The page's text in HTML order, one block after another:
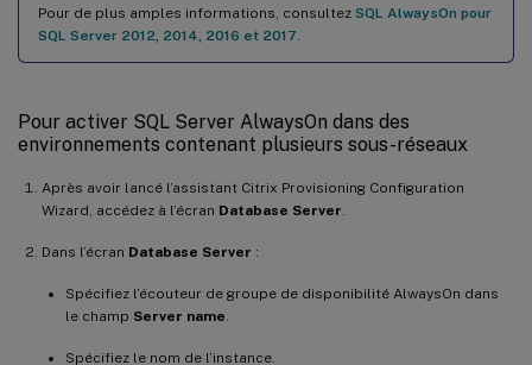
Pour de plus amples informations, consultez SQL AlwaysOn pour
SQL Server 2012, 2014, 2016 et 2017
Pour activer SQL Server AlwaysOn dans des
environnements contenant plusieurs sous-réseaux
Après avoir lancé l’assistant Citrix Provisioning Configuration
Wizard, accédez à l’écran Database Server
Dans l’écran Database Server :
Spécifiez l’écouteur de groupe de disponibilité AlwaysOn dans
le champ Server name
Spécifiez le nom de l’instance.